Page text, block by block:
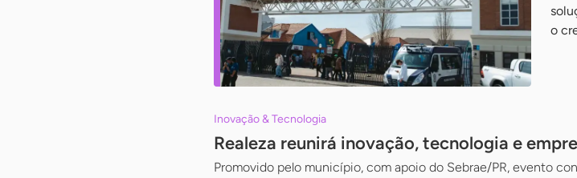
o
Inovação & Tecnologia
Realeza reunirá inovação, tecnologia e
Promovido pelo município, com apoio do Sebrae/PR, evento